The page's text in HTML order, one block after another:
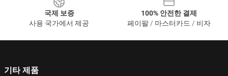
국제 보증
사용 국가에서 제공
100% 안전한 결제
페이팔 / 마스터카드 / 비자
기타 제품